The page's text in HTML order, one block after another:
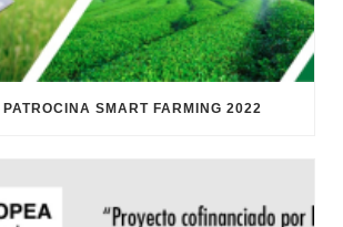
SMART FARMING 2022